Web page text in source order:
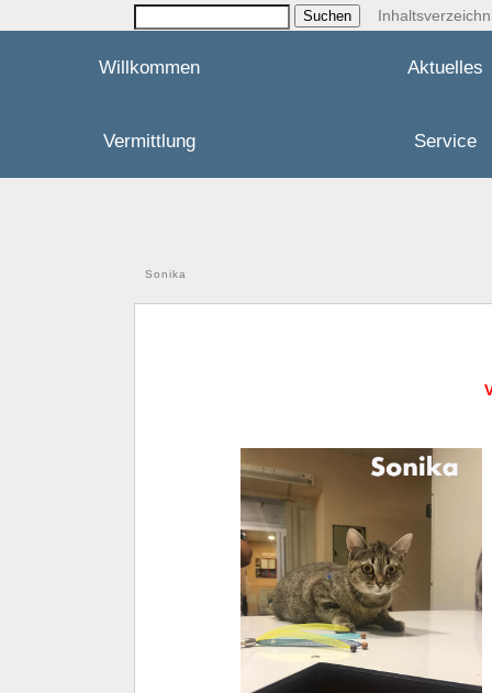
Willkommen Aktuelles
Vermittlung Service
Sonika